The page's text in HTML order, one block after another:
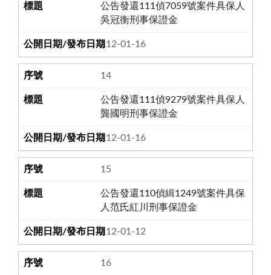
公告發還111偵7059號案件具保人
吳冠衡刑事保證金
112-01-16
14
公告發還111偵9279號案件具保人
龔國明刑事保證金
112-01-16
15
公告發還110偵緝1249號案件具保
人范氏紅川刑事保證金
112-01-12
16